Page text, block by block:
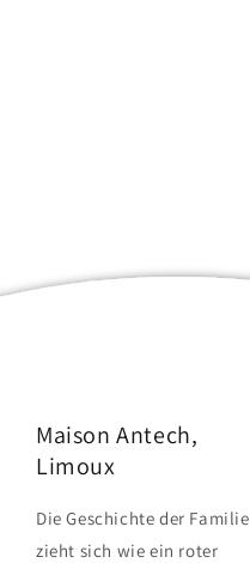
Maison Antech,
Limoux
Die Geschichte der Familie
zieht sich wie ein roter